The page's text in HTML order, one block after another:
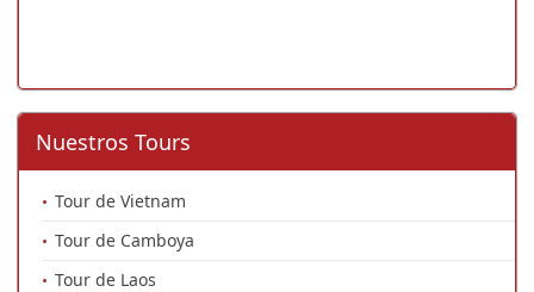
Nuestros Tours
Tour de Vietnam
Tour de Camboya
Tour de Laos